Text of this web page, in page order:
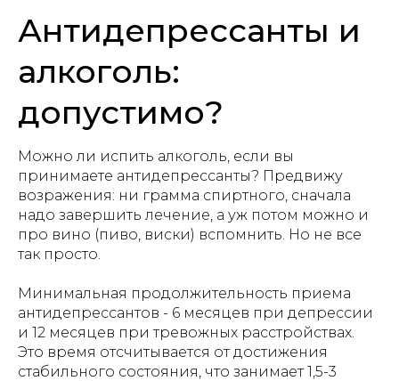
Антидепрессанты и
алкоголь:
допустимо?
Можно ли испить алкоголь, если вы
принимаете антидепрессанты? Предвижу
возражения: ни грамма спиртного, сначала
надо завершить лечение, а уж потом можно и
про вино (пиво, виски) вспомнить. Но не все
так просто.
Минимальная продолжительность приема
антидепрессантов - 6 месяцев при депрессии
и 12 месяцев при тревожных расстройствах.
Это время отсчитывается от достижения
стабильного состояния, что занимает 1,5-3